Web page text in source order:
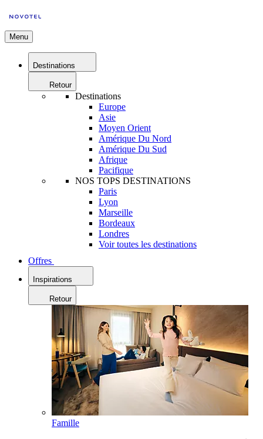
Menu
Destinations
Retour
Destinations
Europe
Asie
Moyen Orient
Amérique Du Nord
Amérique Du Sud
Afrique
Pacifique
NOS TOPS DESTINATIONS
Paris
Lyon
Marseille
Bordeaux
Londres
Voir toutes les destinations
Offres
Inspirations
Retour
Famille